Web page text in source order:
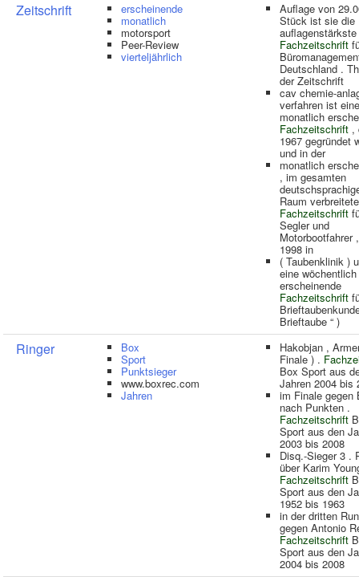
Zeitschrift erscheinende
monatlich
motorsport
Peer-Review
vierteljährlich
Auflage von
Stück ist sie die
auflagenstärkste
Fachzeitschrift
Deutschland .
der Zeitschrift
cav chemie-
verfahren ist eine
monatlich
Fachzeitschrift ,
1967 gegründet
und in der
monatlich
, im gesamten
Raum verbreitete
Fachzeitschrift
Segler und
Motorbootfahrer
1998 in
( Taubenklinik )
eine wöchentlich
erscheinende
Fachzeitschrift
Brieftaube “ )
Ringer Box
Sport
Punktsieger
www.boxrec.com
Jahren
Hakobjan ,
Finale ) .
Box Sport aus
Jahren 2004 bis
im Finale gegen
nach Punkten .
Fachzeitschrift
Sport aus den
2003 bis 2008
Disq.-Sieger 3 .
über Karim
Fachzeitschrift
Sport aus den
1952 bis 1963
in der dritten
gegen Antonio
Fachzeitschrift
Sport aus den
2004 bis 2008